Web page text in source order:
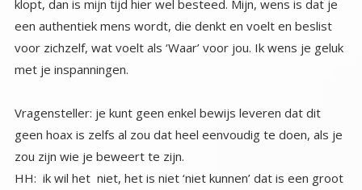
met je inspanningen.
Vragensteller: je kunt geen enkel bewijs leveren dat dit
geen hoax is zelfs al zou dat heel eenvoudig te doen, als je
zou zijn wie je beweert te zijn.
HH: ik wil het niet, het is niet ‘niet kunnen’ dat is een groot